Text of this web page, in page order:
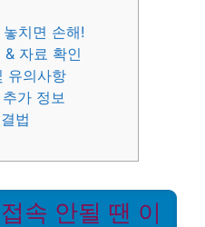
치면 손해!
자료 확인
유의사항
가 정보
법
속 안될 땐 이